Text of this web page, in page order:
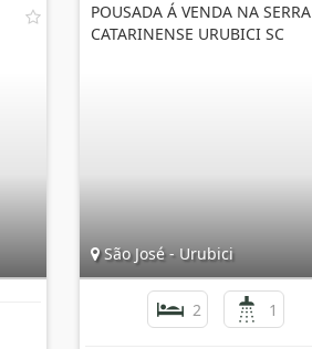
POUSADA Á VENDA NA SERRA
CATARINENSE URUBICI SC
São José - Urubici
2 1